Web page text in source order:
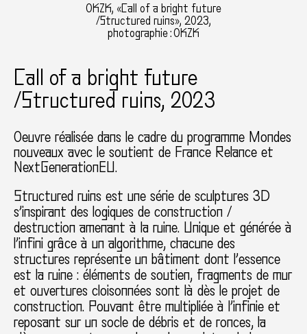
OKZK, «Call of a bright future
/Structured ruins», 2023,
photographie : OKZK
Call of a bright future
/Structured ruins, 2023
Oeuvre réalisée dans le cadre du programme Mondes
nouveaux avec le soutient de France Relance et
NextGenerationEU.
Structured ruins est une série de sculptures 3D
s’inspirant des logiques de construction /
destruction amenant à la ruine. Unique et générée à
l’infini grâce à un algorithme, chacune des
structures représente un bâtiment dont l’essence
est la ruine : éléments de soutien, fragments de mur
et ouvertures cloisonnées sont là dès le projet de
construction. Pouvant être multipliée à l’infinie et
reposant sur un socle de débris et de ronces, la